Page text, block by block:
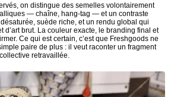
on distingue des semelles volontairement
— chaîne, hang-tag — et un contraste
suède riche, et un rendu global qui
d’art brut. La couleur exacte, le branding final et
Ce qui est certain, c’est que Freshgoods ne
paire de plus : il veut raconter un fragment
retravaillée.